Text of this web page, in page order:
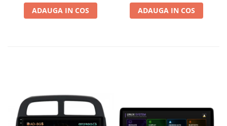
ADAUGA IN COS ADAUGA IN COS